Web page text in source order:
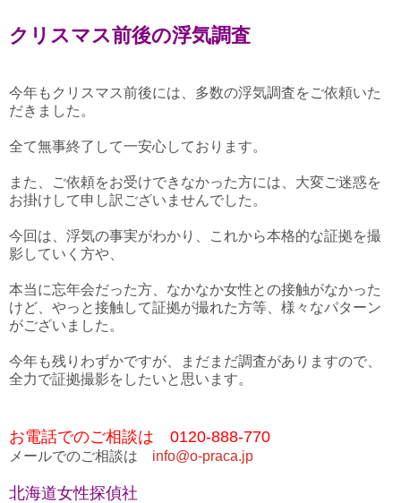
クリスマス前後の浮気調査
今年もクリスマス前後には、多数の浮気調査をご依頼いた
だきました。
全て無事終了して一安心しております。
また、ご依頼をお受けできなかった方には、大変ご迷惑を
お掛けして申し訳ございませんでした。
今回は、浮気の事実がわかり、これから本格的な証拠を撮
影していく方や、
本当に忘年会だった方、なかなか女性との接触がなかった
けど、やっと接触して証拠が撮れた方等、様々なパターン
がございました。
今年も残りわずかですが、まだまだ調査がありますので、
全力で証拠撮影をしたいと思います。
お電話でのご相談は 0120-888-770
メールでのご相談は info@o-praca.jp
北海道女性探偵社